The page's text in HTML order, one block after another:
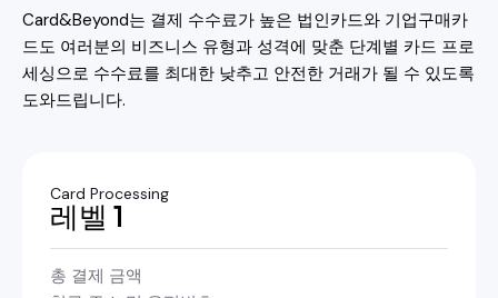
Card&Beyond는 결제 수수료가 높은 법인카드와 기업구매카
드도 여러분의 비즈니스 유형과 성격에 맞춘 단계별 카드 프로
세싱으로 수수료를 최대한 낮추고 안전한 거래가 될 수 있도록
도와드립니다.
Card Processing
레벨 1
총 결제 금액